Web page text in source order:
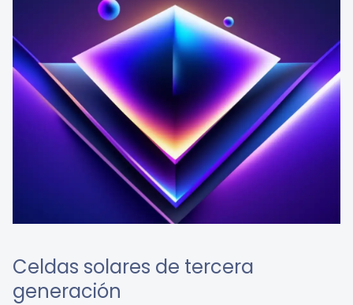
Celdas solares de tercera
generación